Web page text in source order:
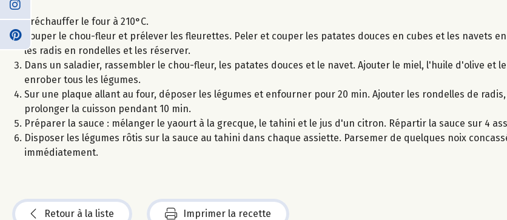
Préchauffer le four à 210°C.
Couper le chou-fleur et prélever les fleurettes. Peler et couper les patates douces en cubes et les navets
les radis en rondelles et les réserver.
Dans un saladier, rassembler le chou-fleur, les patates douces et le navet. Ajouter le miel, l'huile d'olive et
enrober tous les légumes.
Sur une plaque allant au four, déposer les légumes et enfourner pour 20 min. Ajouter les rondelles de
prolonger la cuisson pendant 10 min.
Préparer la sauce : mélanger le yaourt à la grecque, le tahini et le jus d'un citron. Répartir la sauce sur 4
Disposer les légumes rôtis sur la sauce au tahini dans chaque assiette. Parsemer de quelques noix
immédiatement.
Retour à la liste Imprimer la recette